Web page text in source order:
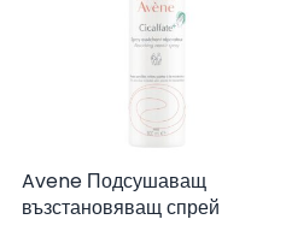
Avene Подсушаващ
възстановяващ спрей